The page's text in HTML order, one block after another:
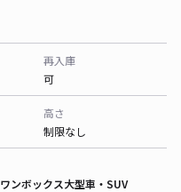
再入庫
可
高さ
制限なし
ワンボックス大型車・SUV